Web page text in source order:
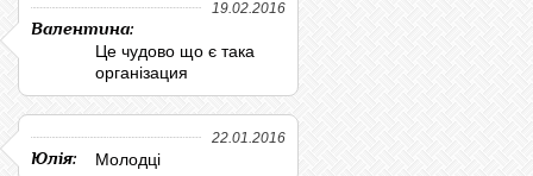
19.02.2016
Валентина:
Це чудово що є така
організация
22.01.2016
Юлія: Молодці